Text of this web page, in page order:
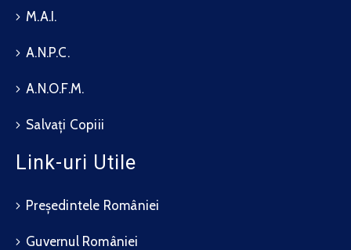
M.A.I.
A.N.P.C.
A.N.O.F.M.
Salvați Copiii
Link-uri Utile
Președintele României
Guvernul României